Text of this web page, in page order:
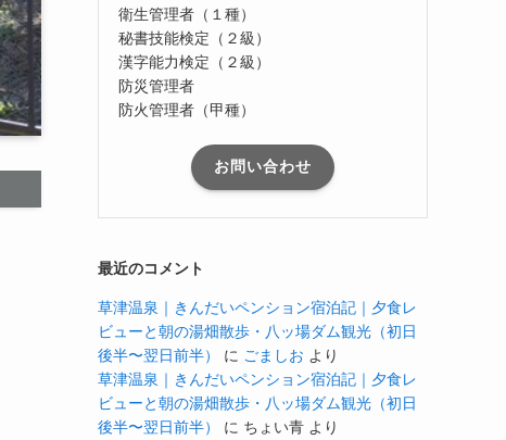
衛生管理者（１種）
秘書技能検定（２級）
漢字能力検定（２級）
防災管理者
防火管理者（甲種）
お問い合わせ
最近のコメント
草津温泉｜きんだいペンション宿泊記｜夕食レ
ビューと朝の湯畑散歩・八ッ場ダム観光（初日
後半〜翌日前半）
に ごましお より
草津温泉｜きんだいペンション宿泊記｜夕食レ
ビューと朝の湯畑散歩・八ッ場ダム観光（初日
後半〜翌日前半）
に ちょい青 より